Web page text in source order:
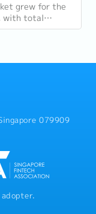
grew for the
with total
(73,300...
079909
adopter.